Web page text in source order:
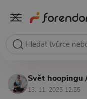
Svět hoopingu
13. 11. 2025 12:55